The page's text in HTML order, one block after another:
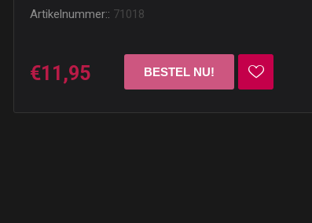
Artikelnummer:: 71018
€11,95